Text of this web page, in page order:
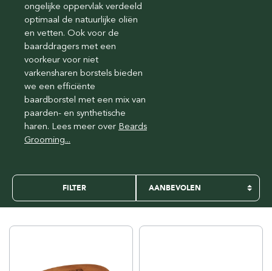
ongelijke oppervlak verdeeld
optimaal de natuurlijke oliën
en vetten. Ook voor de
baarddragers met een
voorkeur voor niet
varkensharen borstels bieden
we een efficiënte
baardborstel met een mix van
paarden- en synthetische
haren. Lees meer over Beards
Grooming...
FILTER